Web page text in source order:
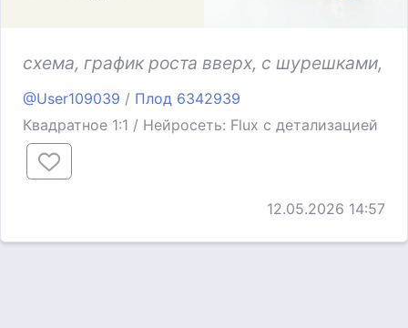
схема, график роста вверх, с шурешками,
@User109039 / Плод 6342939
Квадратное 1:1 / Нейросеть: Flux с детализацией
12.05.2026 14:57